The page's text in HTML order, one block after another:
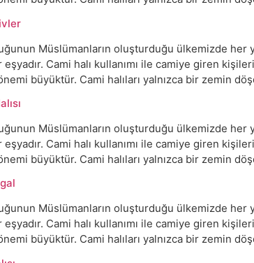
Müslümanların oluşturduğu ülkemizde her
Cami halı kullanımı ile camiye giren
önemi büyüktür. Cami halıları yalnızca bir zemin
Müslümanların oluşturduğu ülkemizde her
Cami halı kullanımı ile camiye giren
önemi büyüktür. Cami halıları yalnızca bir zemin
Müslümanların oluşturduğu ülkemizde her
Cami halı kullanımı ile camiye giren
önemi büyüktür. Cami halıları yalnızca bir zemin